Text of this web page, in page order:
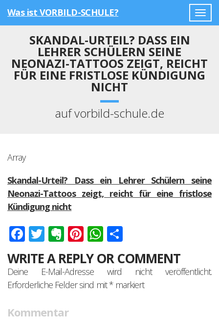
Was ist VORBILD-SCHULE?
SKANDAL-URTEIL? DASS EIN
LEHRER SCHÜLERN SEINE
NEONAZI-TATTOOS ZEIGT, REICHT
FÜR EINE FRISTLOSE KÜNDIGUNG
NICHT
auf vorbild-schule.de
Array
Skandal-Urteil? Dass ein Lehrer Schülern seine
Neonazi-Tattoos zeigt, reicht für eine fristlose
Kündigung nicht
Facebook
Twitter
Evernote
Pinterest
WhatsApp
WRITE A REPLY OR COMMENT
Deine E-Mail-Adresse wird nicht veröffentlicht.
Erforderliche Felder sind mit*markiert
Kommentar